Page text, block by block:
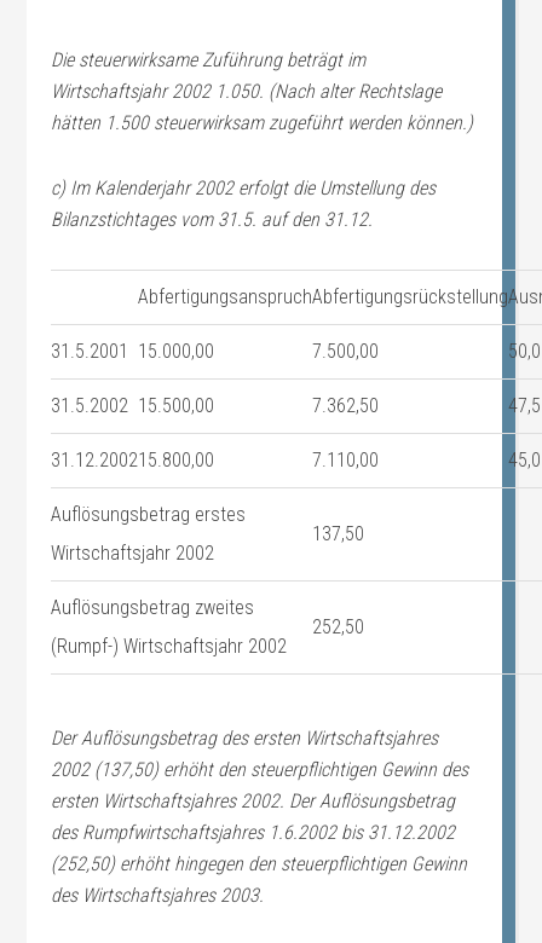
Die steuerwirksame Zuführung beträgt im
Wirtschaftsjahr 2002 1.050. (Nach alter Rechtslage
hätten 1.500 steuerwirksam zugeführt werden können.)
c) Im Kalenderjahr 2002 erfolgt die Umstellung des
Bilanzstichtages vom 31.5. auf den 31.12.
AbfertigungsanspruchAbfertigungsrückstellung
31.5.2001 15.000,00 7.500,00
31.5.2002 15.500,00 7.362,50
31.12.200215.800,00 7.110,00
Auflösungsbetrag erstes
Wirtschaftsjahr 2002
137,50
Auflösungsbetrag zweites
(Rumpf-) Wirtschaftsjahr 2002
252,50
Der Auflösungsbetrag des ersten Wirtschaftsjahres
2002 (137,50) erhöht den steuerpflichtigen Gewinn des
ersten Wirtschaftsjahres 2002. Der Auflösungsbetrag
des Rumpfwirtschaftsjahres 1.6.2002 bis 31.12.2002
(252,50) erhöht hingegen den steuerpflichtigen Gewinn
des Wirtschaftsjahres 2003.